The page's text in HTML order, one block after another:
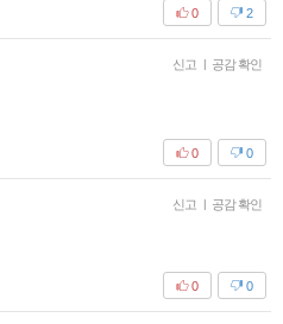
2
0
신고 | 공감 확인
0
0
신고 | 공감 확인
0
0